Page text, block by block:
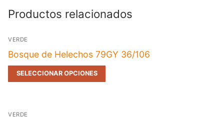
Productos relacionados
VERDE
Bosque de Helechos 79GY 36/106
SELECCIONAR OPCIONES
VERDE